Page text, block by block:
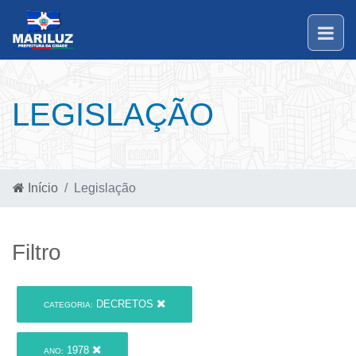
LEGISLAÇÃO
Início Legislação
Filtro
CATEGORIA: DECRETOS
ANO: 1978